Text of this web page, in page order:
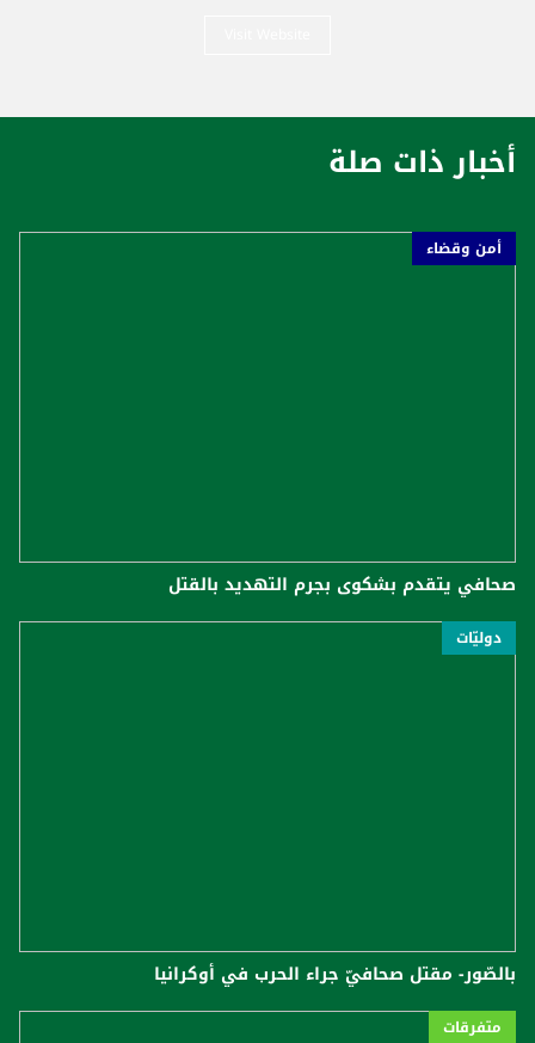
أخبار ذات صلة
أمن وقضاء
صحافي يتقدم بشكوى بجرم التهديد بالقتل
دوليّات
بالصّور- مقتل صحافيّ جراء الحرب في أوكرانيا
متفرقات